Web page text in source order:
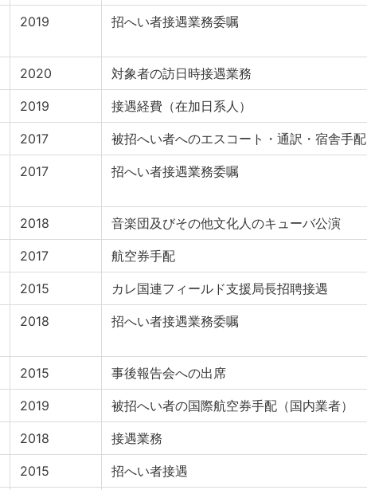
2019 招へい者接遇業務委嘱
2020 対象者の訪日時接遇業務
2019 接遇経費（在加日系人）
2017 被招へい者へのエスコート・通訳・宿舎手配
2017 招へい者接遇業務委嘱
2018 音楽団及びその他文化人のキューバ公演
2017 航空券手配
2015 カレ国連フィールド支援局長招聘接遇
2018 招へい者接遇業務委嘱
2015 事後報告会への出席
2019 被招へい者の国際航空券手配（国内業者）
2018 接遇業務
2015 招へい者接遇